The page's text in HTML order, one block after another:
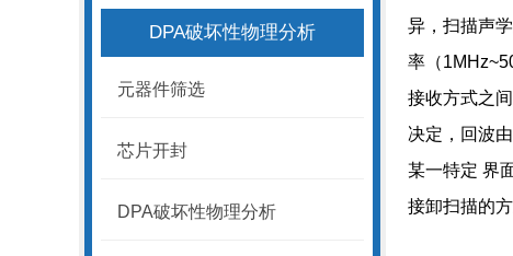
DPA破坏性物理分析
元器件筛选
芯片开封
DPA破坏性物理分析
异，扫描声
率（
接收方式之
决定，回波
某一特定 界
接卸扫描的